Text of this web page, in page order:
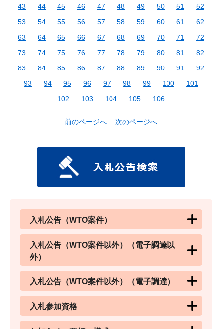
43
44 45 46 47 48 49 50 51
52
53
54 55 56 57 58 59 60 61
62
63
64 65 66 67 68 69 70 71
72
73
74 75 76 77 78 79 80 81
82
83
84 85 86 87 88 89 90 91
92
93
94 95 96 97 98 99 100
101
102
103 104 105 106
前のページへ 次のページへ
入札公告（WTO案件）
入札公告（WTO案件以外）（電子調達以
外）
入札公告（WTO案件以外）（電子調達）
入札参加資格